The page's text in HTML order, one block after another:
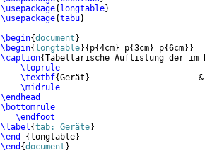
\usepackage{ longtable}
\usepackage{tabu}
\begin{document }
\begin{ longtable}{ p{4cm} p{3cm} p{6cm}}
\caption{Tabellarische Auflistung der im
\toprule
\textbf{Gerät }
\midrule
\endhead
\bottomrule
\endfoot
\label{tab: Geräte}
\end
{ longtable}
\end {document }